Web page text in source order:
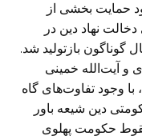
حمایت بخشی از
نهاد دین در
بازتولید شد.
و آیت‌الله خمینی
وجود تفاوت‌های گاه
دین شیعه باور
سیاسی سال ۱۳۵۷ و سقوط حکومت پهلوی